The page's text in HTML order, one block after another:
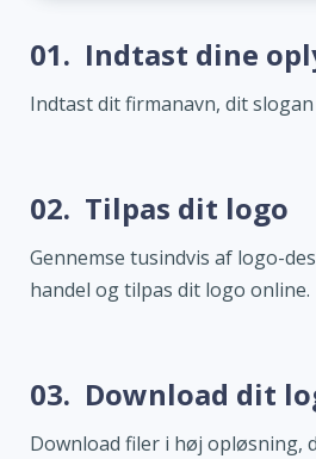
01. Indtast dine
Indtast dit firmanavn, dit
02. Tilpas dit logo
Gennemse tusindvis af logo-
handel og tilpas dit logo online.
03. Download dit
Download filer i høj opløsning,